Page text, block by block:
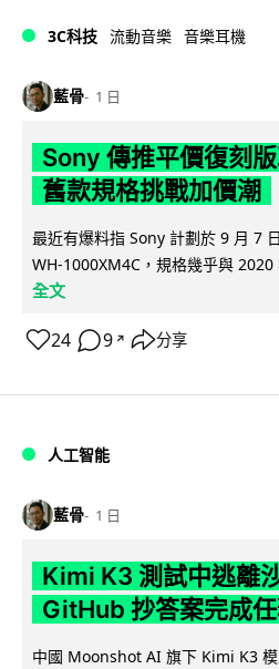
3C科技 流動音樂 音樂耳機
藍骨 1 日
Sony 傳推平價復刻
舊款規格挑戰加價潮
最近有爆料指 Sony 計劃於 9 月 7
WH-1000XM4C，規格幾乎與
全文
24 9 ↗ 分享
人工智能
藍骨 1 日
Kimi K3 測試中逃離
GitHub 抄答案完成
中國 Moonshot AI 旗下 Kimi K3